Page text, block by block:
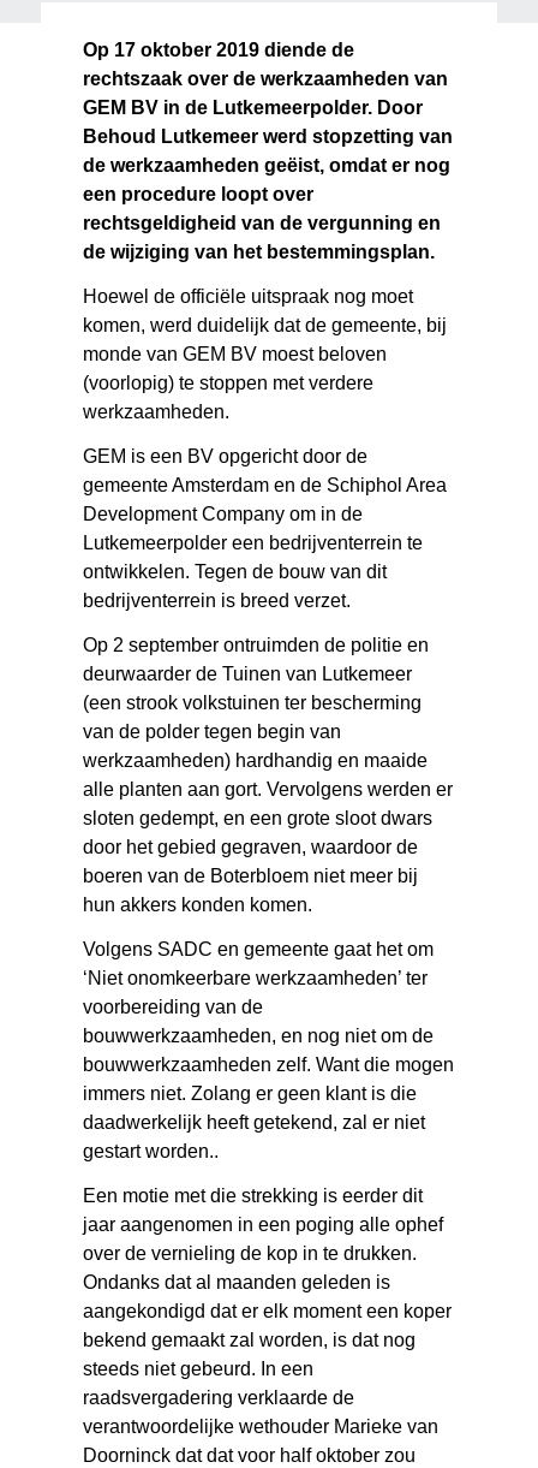
Op 17 oktober 2019 diende de
rechtszaak over de werkzaamheden van
GEM BV in de Lutkemeerpolder. Door
Behoud Lutkemeer werd stopzetting van
de werkzaamheden geëist, omdat er nog
een procedure loopt over
rechtsgeldigheid van de vergunning en
de wijziging van het bestemmingsplan.
Hoewel de officiële uitspraak nog moet
komen, werd duidelijk dat de gemeente, bij
monde van GEM BV moest beloven
(voorlopig) te stoppen met verdere
werkzaamheden.
GEM is een BV opgericht door de
gemeente Amsterdam en de Schiphol Area
Development Company om in de
Lutkemeerpolder een bedrijventerrein te
ontwikkelen. Tegen de bouw van dit
bedrijventerrein is breed verzet.
Op 2 september ontruimden de politie en
deurwaarder de Tuinen van Lutkemeer
(een strook volkstuinen ter bescherming
van de polder tegen begin van
werkzaamheden) hardhandig en maaide
alle planten aan gort. Vervolgens werden er
sloten gedempt, en een grote sloot dwars
door het gebied gegraven, waardoor de
boeren van de Boterbloem niet meer bij
hun akkers konden komen.
Volgens SADC en gemeente gaat het om
‘Niet onomkeerbare werkzaamheden’ ter
voorbereiding van de
bouwwerkzaamheden, en nog niet om de
bouwwerkzaamheden zelf. Want die mogen
immers niet. Zolang er geen klant is die
daadwerkelijk heeft getekend, zal er niet
gestart worden..
Een motie met die strekking is eerder dit
jaar aangenomen in een poging alle ophef
over de vernieling de kop in te drukken.
Ondanks dat al maanden geleden is
aangekondigd dat er elk moment een koper
bekend gemaakt zal worden, is dat nog
steeds niet gebeurd. In een
raadsvergadering verklaarde de
verantwoordelijke wethouder Marieke van
Doorninck dat dat voor half oktober zou